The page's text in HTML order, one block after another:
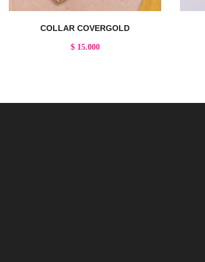
COLLAR COVERGOLD
$15.000